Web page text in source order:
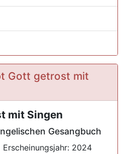
Gott getrost mit
mit Singen
Gesangbuch
Erscheinungsjahr: 2024